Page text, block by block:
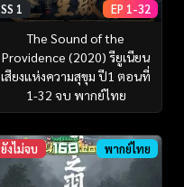
SS 1 EP 1-32
The Sound of the
Providence (2020) รียูเนียน
เสียงแห่งความสุขุม ปี1 ตอนที่
1-32 จบ พากย์ไทย
ยังไม่จบ พากย์ไทย